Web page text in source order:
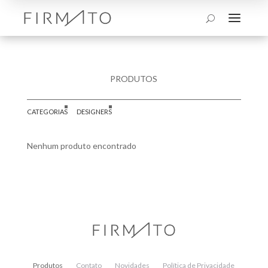
U a
PRODUTOS
CATEGORIAS DESIGNERS
Nenhum produto encontrado
Produtos Contato Novidades
Política de Privacidade